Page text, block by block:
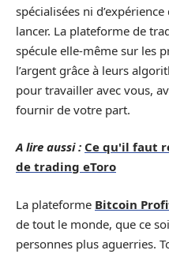
spécialisées ni
lancer. La plateforme de
spécule elle-même sur les
l’argent grâce à leurs
pour travailler avec vous,
fournir de votre part.
A lire aussi : Ce qu'il faut
de trading eToro
La plateforme Bitcoin
de tout le monde, que ce
personnes plus aguerries.